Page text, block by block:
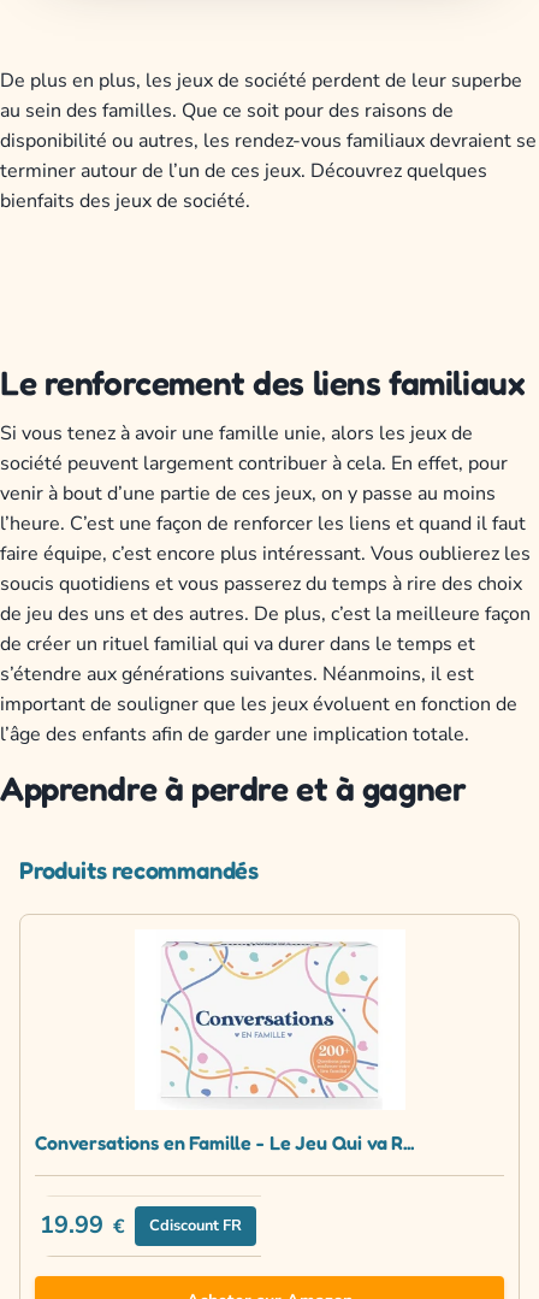
De plus en plus, les jeux de société perdent de leur superbe
au sein des familles. Que ce soit pour des raisons de
disponibilité ou autres, les rendez-vous familiaux devraient se
terminer autour de l’un de ces jeux. Découvrez quelques
bienfaits des jeux de société.
Le renforcement des liens familiaux
Si vous tenez à avoir une famille unie, alors les jeux de
société peuvent largement contribuer à cela. En effet, pour
venir à bout d’une partie de ces jeux, on y passe au moins
l’heure. C’est une façon de renforcer les liens et quand il faut
faire équipe, c’est encore plus intéressant. Vous oublierez les
soucis quotidiens et vous passerez du temps à rire des choix
de jeu des uns et des autres. De plus, c’est la meilleure façon
de créer un rituel familial qui va durer dans le temps et
s’étendre aux générations suivantes. Néanmoins, il est
important de souligner que les jeux évoluent en fonction de
l’âge des enfants afin de garder une implication totale.
Apprendre à perdre et à gagner
Produits recommandés
Conversations en Famille - Le Jeu Qui va R...
19.99 € Cdiscount FR